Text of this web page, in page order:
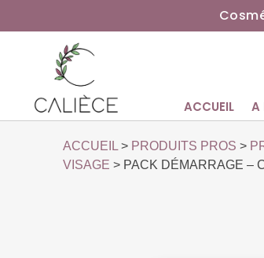
ACCUEIL A
ACCUEIL > PRODUITS PROS >
VISAGE > PACK DÉMARRAGE –